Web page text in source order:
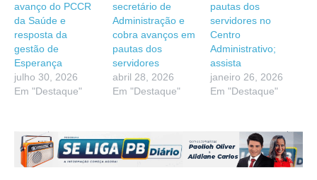
avanço do PCCR
da Saúde e
resposta da
gestão de
Esperança
julho 30, 2026
Em "Destaque"
secretário de
Administração e
cobra avanços em
pautas dos
servidores
abril 28, 2026
Em "Destaque"
pautas dos
servidores no
Centro
Administrativo;
assista
janeiro 26, 2026
Em "Destaque"